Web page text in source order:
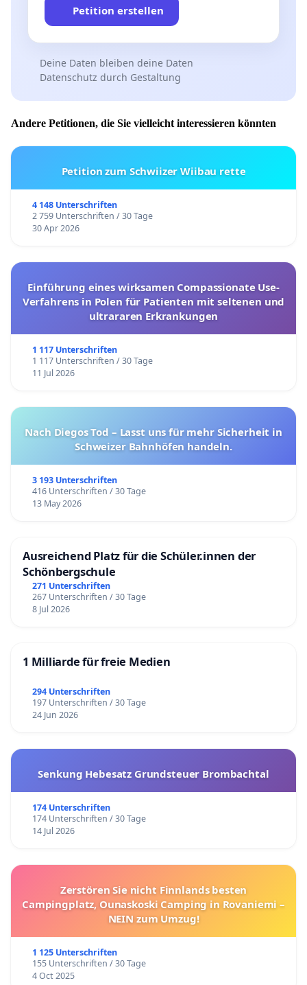
Petition erstellen
Deine Daten bleiben deine Daten
Datenschutz durch Gestaltung
Andere Petitionen, die Sie vielleicht interessieren könnten
Petition zum Schwiizer Wiibau rette
4 148 Unterschriften
2 759 Unterschriften / 30 Tage
30 Apr 2026
Einführung eines wirksamen Compassionate Use-
Verfahrens in Polen für Patienten mit seltenen und
ultrararen Erkrankungen
1 117 Unterschriften
1 117 Unterschriften / 30 Tage
11 Jul 2026
Nach Diegos Tod – Lasst uns für mehr Sicherheit in
Schweizer Bahnhöfen handeln.
3 193 Unterschriften
416 Unterschriften / 30 Tage
13 May 2026
Ausreichend Platz für die Schüler.innen der
Schönbergschule
271 Unterschriften
267 Unterschriften / 30 Tage
8 Jul 2026
1 Milliarde für freie Medien
294 Unterschriften
197 Unterschriften / 30 Tage
24 Jun 2026
Senkung Hebesatz Grundsteuer Brombachtal
174 Unterschriften
174 Unterschriften / 30 Tage
14 Jul 2026
Zerstören Sie nicht Finnlands besten
Campingplatz, Ounaskoski Camping in Rovaniemi –
NEIN zum Umzug!
1 125 Unterschriften
155 Unterschriften / 30 Tage
4 Oct 2025